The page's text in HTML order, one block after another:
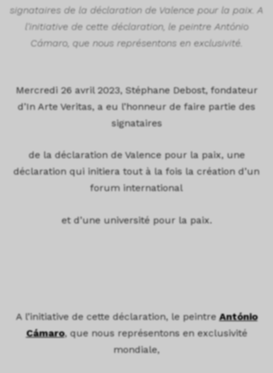
signataires de la déclaration de Valence pour la paix. A
l'initiative de cette déclaration, le peintre António
Cámaro, que nous représentons en exclusivité.
Mercredi 26 avril 2023, Stéphane Debost, fondateur
d’In Arte Veritas, a eu l’honneur de faire partie des
signataires
de la déclaration de Valence pour la paix, une
déclaration qui initiera tout à la fois la création d’un
forum international
et d’une université pour la paix.
A l’initiative de cette déclaration, le peintreAntónio
Cámaro, que nous représentons en exclusivité
mondiale,